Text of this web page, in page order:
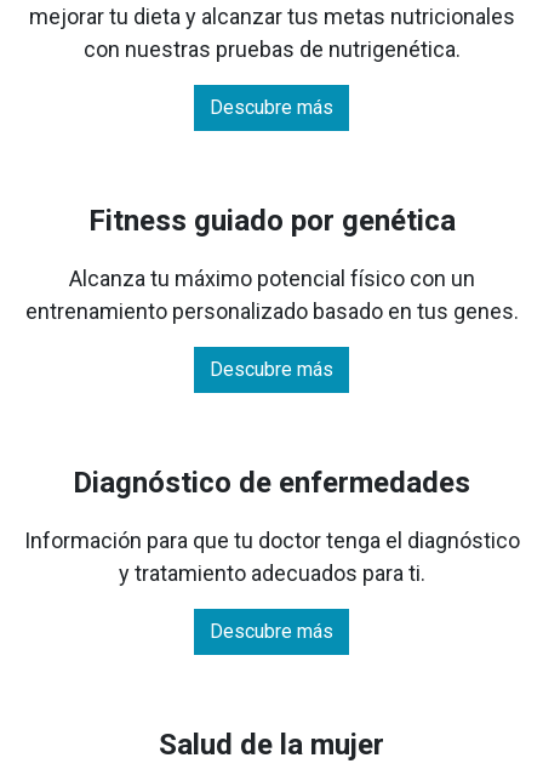
mejorar tu dieta y alcanzar tus metas nutricionales
con nuestras pruebas de nutrigenética.
Descubre más
Fitness guiado por genética
Alcanza tu máximo potencial físico con un
entrenamiento personalizado basado en tus genes.
Descubre más
Diagnóstico de enfermedades
Información para que tu doctor tenga el diagnóstico
y tratamiento adecuados para ti.
Descubre más
Salud de la mujer